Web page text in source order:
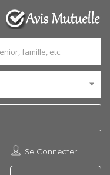
Se Connecter